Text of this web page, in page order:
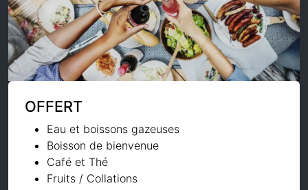
OFFERT
Eau et boissons gazeuses
Boisson de bienvenue
Café et Thé
Fruits / Collations